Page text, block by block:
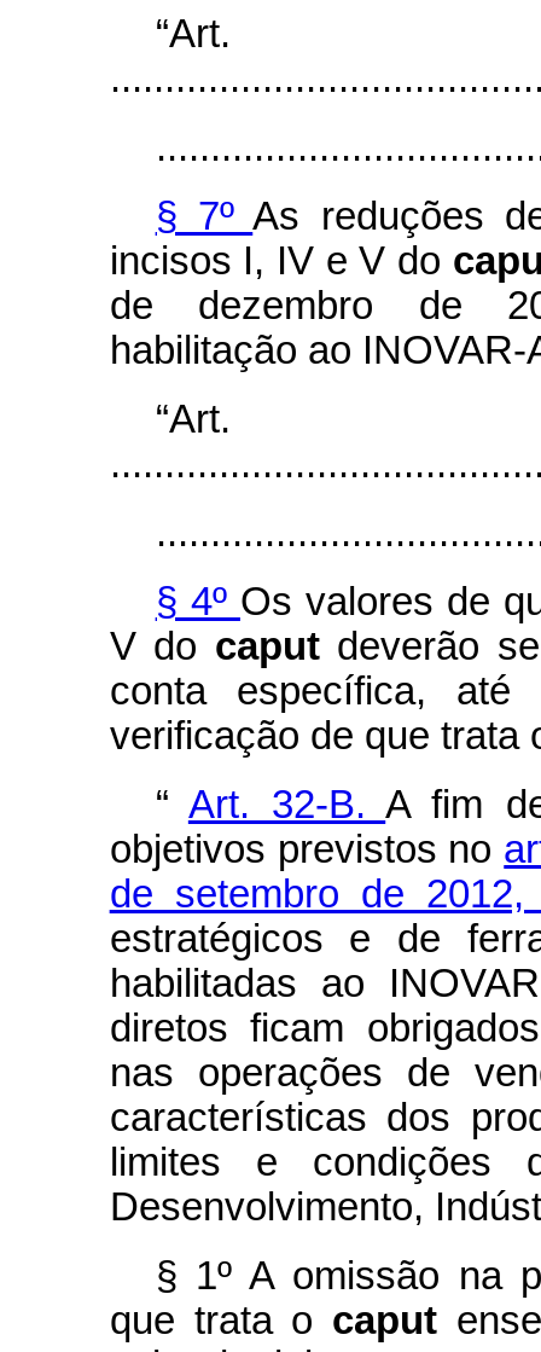
§ 7ºAs reduções
incisos I, IV e V do
de dezembro de
habilitação ao INOVAR-
§ 4º Os valores de
V do caput deverão
conta específica,
verificação de que trata
“ Art. 32-B.A fim
objetivos previstos no
de setembro de
estratégicos e de
habilitadas ao
diretos ficam
nas operações de
características dos
limites e condições
Desenvolvimento,
§ 1º A omissão na
que trata o caput